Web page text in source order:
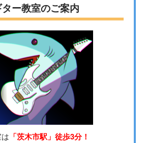
ー教室のご案内
「茨木市駅」徒歩3分！